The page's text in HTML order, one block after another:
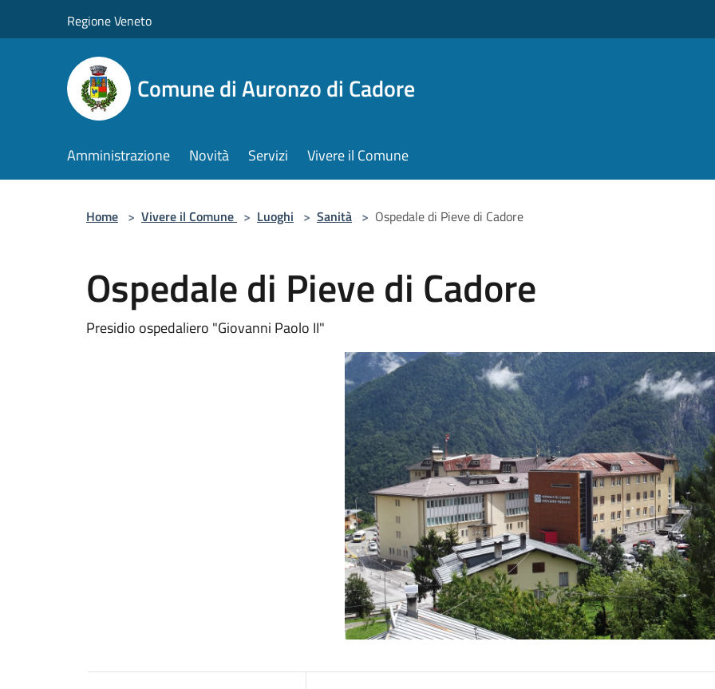
Regione Veneto
Comune di Auronzo di Cadore
Amministrazione Novità Servizi Vivere il Comune
Home > Vivere il Comune > Luoghi > Sanità > Ospedale di Pieve di Cadore
Ospedale di Pieve di Cadore
Presidio ospedaliero "Giovanni Paolo II"